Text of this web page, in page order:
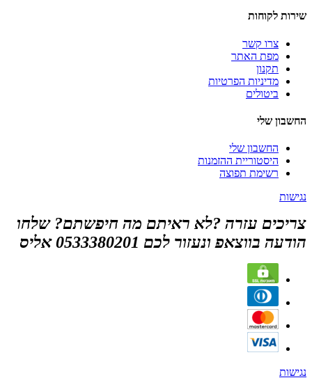
שירות לקוחות
צרו קשר
מפת האתר
תקנון
מדיניות הפרטיות
ביטולים
החשבון שלי
החשבון שלי
היסטוריית ההזמנות
רשימת תפוצה
נגישות
צריכים עזרה ?לא ראיתם מה חיפשתם? שלחו
הודעה בווצאפ ונעזור לכם 0533380201 אליס
נגישות